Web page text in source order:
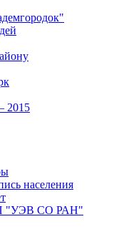
2015
населения
"УЭВ СО РАН"